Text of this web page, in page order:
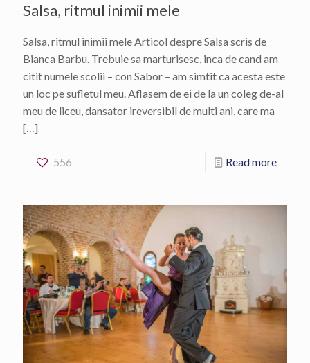
Salsa, ritmul inimii mele
Salsa, ritmul inimii mele Articol despre Salsa scris de
Bianca Barbu. Trebuie sa marturisesc, inca de cand am
citit numele scolii – con Sabor – am simtit ca acesta este
un loc pe sufletul meu. Aflasem de ei de la un coleg de-al
meu de liceu, dansator ireversibil de multi ani, care ma
[…]
556 Read more